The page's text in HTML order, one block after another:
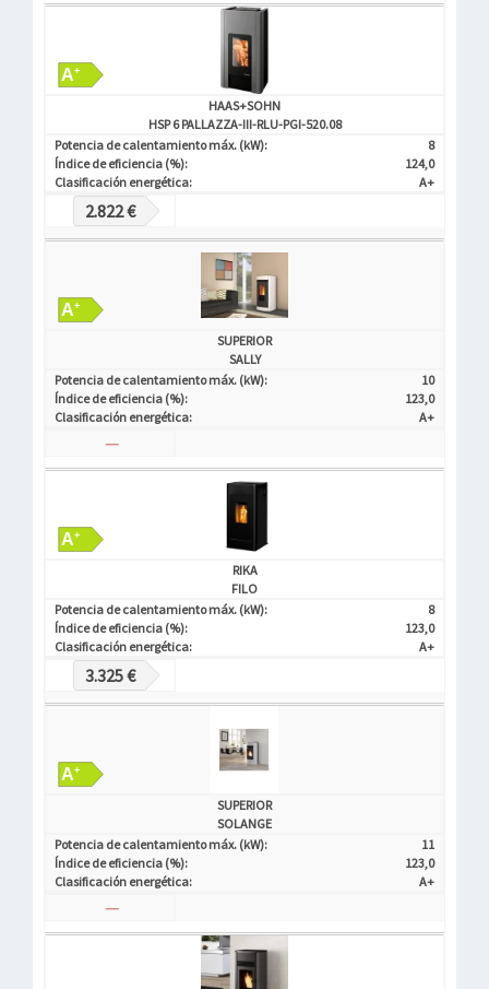
HAAS+SOHN
HSP 6 PALLAZZA-III-RLU-PGI-520.08
Potencia de calentamiento máx. (kW):
8
Índice de eficiencia (%):
124,0
Clasificación energética:
A+
2.822 €
SUPERIOR
SALLY
Potencia de calentamiento máx. (kW):
10
Índice de eficiencia (%):
123,0
Clasificación energética:
A+
—
RIKA
FILO
Potencia de calentamiento máx. (kW):
8
Índice de eficiencia (%):
123,0
Clasificación energética:
A+
3.325 €
SUPERIOR
SOLANGE
Potencia de calentamiento máx. (kW):
11
Índice de eficiencia (%):
123,0
Clasificación energética:
A+
—